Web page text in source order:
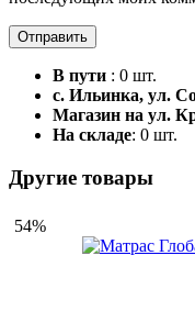
В пути : 0 шт.
с. Ильинка, ул.
Магазин на ул.
На складе: 0 шт.
Другие товары
54%